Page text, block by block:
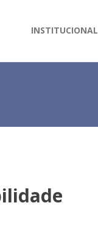
INSTITUCIONAL